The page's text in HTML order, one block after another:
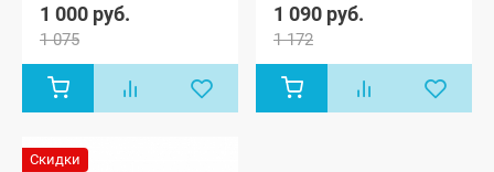
1 000 руб.
1 075
1 090 руб.
1 172
Скидки